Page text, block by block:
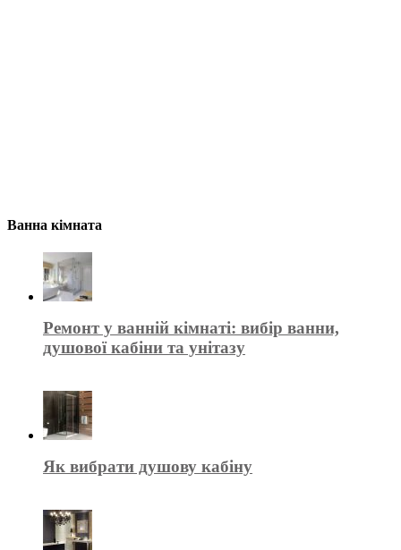
Ванна кімната
Ремонт у ванній кімнаті: вибір ванни,
душової кабіни та унітазу
Як вибрати душову кабіну